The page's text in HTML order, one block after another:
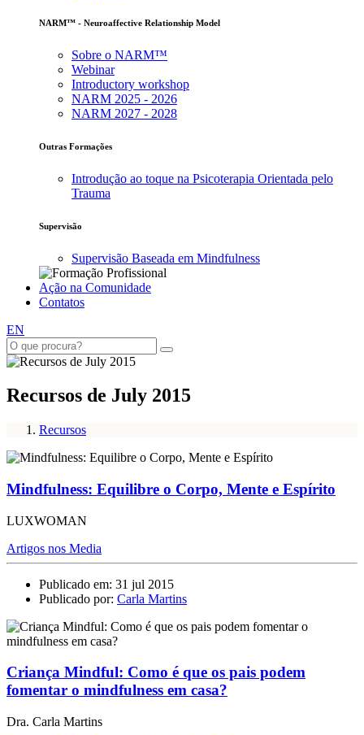
NARM™ - Neuroaffective Relationship Model
Sobre o NARM™
Webinar
Introductory workshop
NARM 2025 - 2026
NARM 2027 - 2028
Outras Formações
Introdução ao toque na Psicoterapia Orientada pelo
Trauma
Supervisão
Supervisão Baseada em Mindfulness
Ação na Comunidade
Contatos
EN
Recursos de July 2015
Recursos
Mindfulness: Equilibre o Corpo, Mente e Espírito
LUXWOMAN
Artigos nos Media
Publicado em: 31 jul 2015
Publicado por: Carla Martins
Criança Mindful: Como é que os pais podem
fomentar o mindfulness em casa?
Dra. Carla Martins